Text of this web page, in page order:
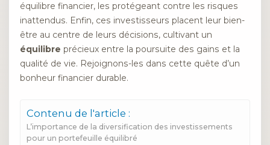
équilibre financier, les protégeant contre les risques
inattendus. Enfin, ces investisseurs placent leur bien-
être au centre de leurs décisions, cultivant un
équilibre précieux entre la poursuite des gains et la
qualité de vie. Rejoignons-les dans cette quête d’un
bonheur financier durable.
Contenu de l'article :
L’importance de la diversification des investissements
pour un portefeuille équilibré